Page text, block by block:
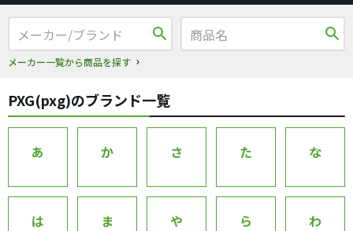
search
メーカー一覧から商品を探す
search
PXG(pxg)のブランド一覧
あ か さ た な
は ま や ら わ